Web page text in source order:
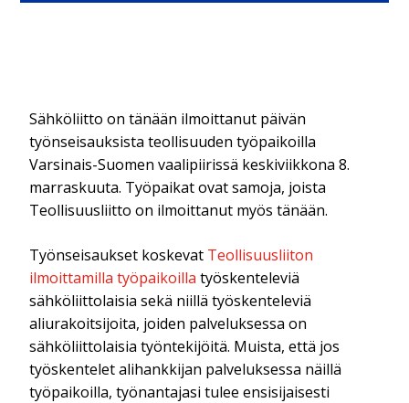
Sähköliitto on tänään ilmoittanut päivän
työnseisauksista teollisuuden työpaikoilla
Varsinais-Suomen vaalipiirissä keskiviikkona 8.
marraskuuta. Työpaikat ovat samoja, joista
Teollisuusliitto on ilmoittanut myös tänään.
Työnseisaukset koskevat Teollisuusliiton
ilmoittamilla työpaikoilla työskenteleviä
sähköliittolaisia sekä niillä työskenteleviä
aliurakoitsijoita, joiden palveluksessa on
sähköliittolaisia työntekijöitä. Muista, että jos
työskentelet alihankkijan palveluksessa näillä
työpaikoilla, työnantajasi tulee ensisijaisesti